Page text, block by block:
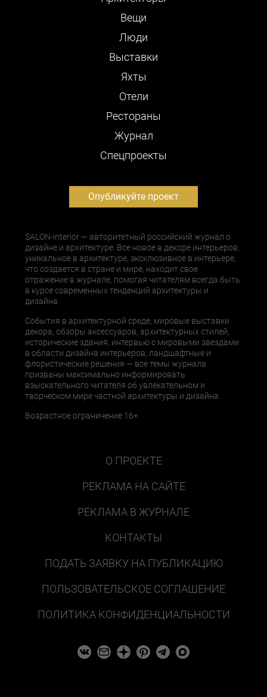
Вещи
Люди
Выставки
Яхты
Отели
Рестораны
Журнал
Cпецпроекты
Опубликуйте проект
SALON-interior — авторитетный российский журнал о
дизайне и архитектуре. Все новое в декоре интерьеров,
уникальное в архитектуре, эксклюзивное в интерьере,
что создается в стране и мире, находит свое
отражение в журнале, помогая читателям всегда быть
в курсе современных тенденций архитектуры и
дизайна.
События в архитектурной среде, мировые выставки
декора, обзоры аксессуаров, архитектурных стилей,
исторические здания, интервью с мировыми звездами
в области дизайна интерьеров, ландшафтные и
флористические решения — все темы журнала
призваны максимально информировать
взыскательного читателя об увлекательном и
творческом мире частной архитектуры и дизайна.
Возрастное ограничение 16+
О ПРОЕКТЕ
РЕКЛАМА НА САЙТЕ
РЕКЛАМА В ЖУРНАЛЕ
КОНТАКТЫ
ПОДАТЬ ЗАЯВКУ НА ПУБЛИКАЦИЮ
ПОЛЬЗОВАТЕЛЬСКОЕ СОГЛАШЕНИЕ
ПОЛИТИКА КОНФИДЕНЦИАЛЬНОСТИ